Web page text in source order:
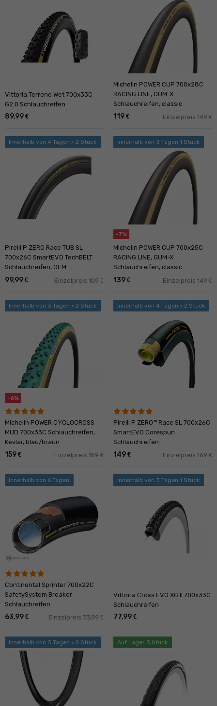
Vittoria Terreno Wet 700x33C
G2.0 Schlauchreifen
89,99 €
Michelin POWER CUP 700x28C
RACING LINE, GUM-X
Schlauchreifen, classic
119 € Einzelpreis 149 €
Innerhalb von 4 Tagen > 2 Stück
Pirelli P ZERO Race TUB SL
700x26C SmartEVO TechBELT
Schlauchreifen, OEM
99,99 € Einzelpreis 109 €
Innerhalb von 3 Tagen 1 Stück
-7%
Michelin POWER CUP 700x25C
RACING LINE, GUM-X
Schlauchreifen, classic
139 € Einzelpreis 149 €
Innerhalb von 3 Tagen > 2 Stück
-6%
Michelin POWER CYCLOCROSS
MUD 700x33C Schlauchreifen,
Kevlar, blau/braun
159 € Einzelpreis 169 €
Innerhalb von 4 Tagen > 2 Stück
Pirelli P ZERO™ Race SL 700x26C
SmartEVO Corespun
Schlauchreifen
149 € Einzelpreis 169 €
Innerhalb von 6 Tagen
Continental Sprinter 700x22C
SafetySystem Breaker
Schlauchreifen
63,99 € Einzelpreis 73,99 €
Innerhalb von 3 Tagen 1 Stück
Vittoria Cross EVO XG II 700x33C
Schlauchreifen
77,99 €
Innerhalb von 3 Tagen > 2 Stück Auf Lager 3 Stück